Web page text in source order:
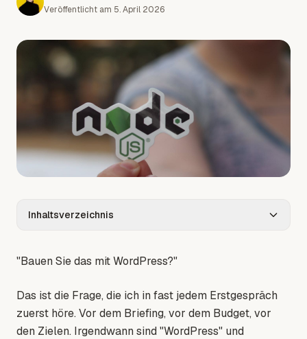
Veröffentlicht am 5. April 2026
Inhaltsverzeichnis
"Bauen Sie das mit WordPress?"
Das ist die Frage, die ich in fast jedem Erstgespräch
zuerst höre. Vor dem Briefing, vor dem Budget, vor
den Zielen. Irgendwann sind "WordPress" und